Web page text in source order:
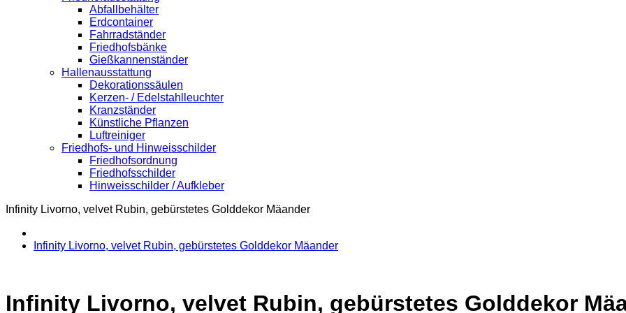
Abfallbehälter
Erdcontainer
Fahrradständer
Friedhofsbänke
Gießkannenständer
Hallenausstattung
Dekorationssäulen
Kerzen- / Edelstahlleuchter
Kranzständer
Künstliche Pflanzen
Luftreiniger
Friedhofs- und Hinweisschilder
Friedhofsordnung
Friedhofsschilder
Hinweisschilder / Aufkleber
Infinity Livorno, velvet Rubin, gebürstetes Golddekor Mäander
Infinity Livorno, velvet Rubin, gebürstetes Golddekor Mäander
Infinity Livorno, velvet Rubin, gebürstetes Golddekor